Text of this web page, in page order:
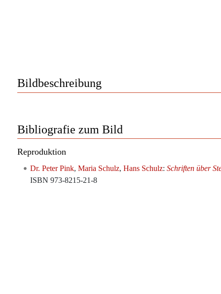
Bildbeschreibung
Bibliografie zum Bild
Reproduktion
Dr. Peter Pink, Maria Schulz, Hans Schulz: Schriften über
ISBN 973-8215-21-8